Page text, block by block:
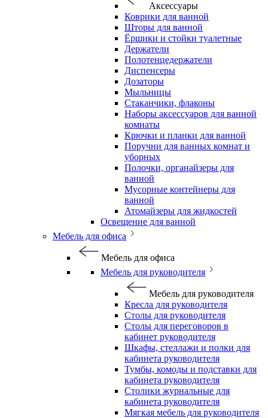
Аксессуары
Коврики для ванной
Шторы для ванной
Ёршики и стойки туалетные
Держатели
Полотенцедержатели
Диспенсеры
Дозаторы
Мыльницы
Стаканчики, флаконы
Наборы аксессуаров для ванной
комнаты
Крючки и планки для ванной
Поручни для ванных комнат и
уборных
Полочки, органайзеры для
ванной
Мусорные контейнеры для
ванной
Атомайзеры для жидкостей
Освещение для ванной
Мебель для офиса
Мебель для офиса
Мебель для руководителя
Мебель для руководителя
Кресла для руководителя
Столы для руководителя
Столы для переговоров в
кабинет руководителя
Шкафы, стеллажи и полки для
кабинета руководителя
Тумбы, комоды и подставки для
кабинета руководителя
Столики журнальные для
кабинета руководителя
Мягкая мебель для руководителя